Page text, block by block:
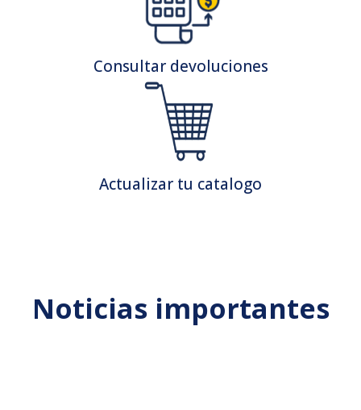
Consultar devoluciones
Actualizar tu catalogo
Noticias importantes